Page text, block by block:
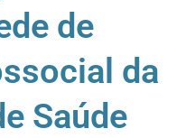
de
da
Saúde